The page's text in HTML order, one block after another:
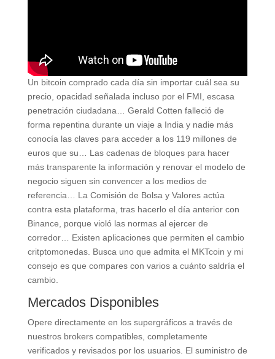
Un bitcoin comprado cada día sin importar cuál sea su
precio, opacidad señalada incluso por el FMI, escasa
penetración ciudadana… Gerald Cotten falleció de
forma repentina durante un viaje a India y nadie más
conocía las claves para acceder a los 119 millones de
euros que su… Las cadenas de bloques para hacer
más transparente la información y renovar el modelo de
negocio siguen sin convencer a los medios de
referencia… La Comisión de Bolsa y Valores actúa
contra esta plataforma, tras hacerlo el día anterior con
Binance, porque violó las normas al ejercer de
corredor… Existen aplicaciones que permiten el cambio
critptomonedas. Busca uno que admita el MKTcoin y mi
consejo es que compares con varios a cuánto saldría el
cambio.
Mercados Disponibles
Opere directamente en los supergráficos a través de
nuestros brokers compatibles, completamente
verificados y revisados por los usuarios. El suministro de